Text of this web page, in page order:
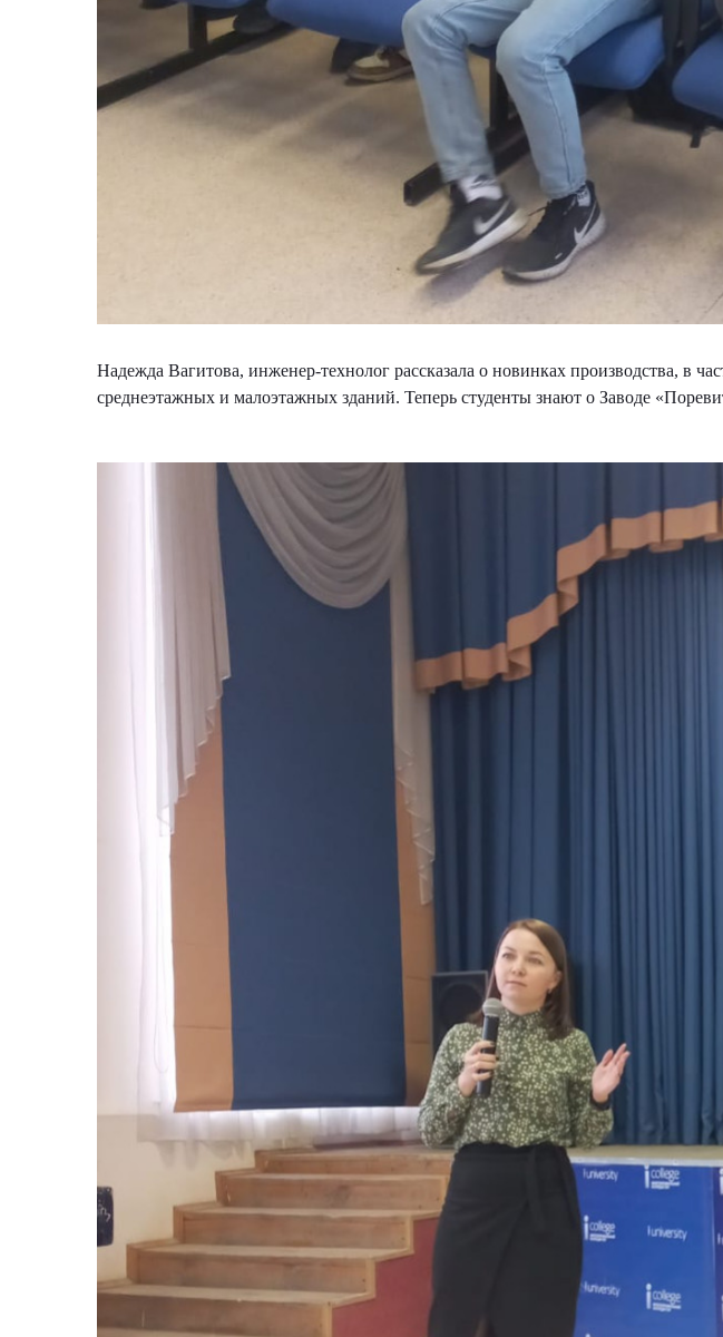
Надежда Вагитова, инженер-технолог рассказала о новинках производства, в
среднеэтажных и малоэтажных зданий. Теперь студенты знают о Заводе